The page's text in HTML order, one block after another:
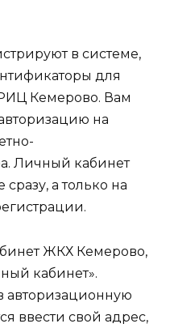
в системе,
для
Кемерово. Вам
на
Личный кабинет
а только на
ЖКХ Кемерово,
кабинет».
авторизационную
ввести свой адрес,